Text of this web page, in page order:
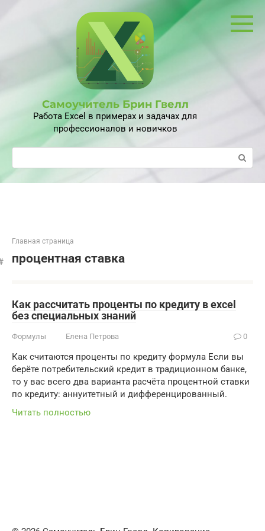
Самоучитель Брин Гвелл
Работа Excel в примерах и задачах для
профессионалов и новичков
Поиск:
Главная страница
процентная ставка
Как рассчитать проценты по кредиту в excel
без специальных знаний
Формулы Елена Петрова 0
Как считаются проценты по кредиту формула Если вы
берёте потребительский кредит в традиционном банке,
то у вас всего два варианта расчёта процентной ставки
по кредиту: аннуитетный и дифференцированный.
Читать полностью